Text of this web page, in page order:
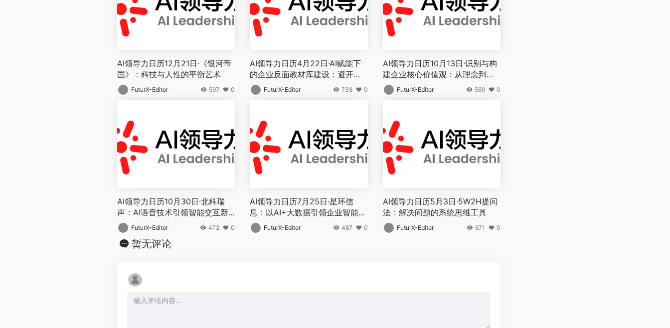
AI领导力日历12月21日·《银河帝
国》：科技与人性的平衡艺术
FuturX-Editor 597 0
AI领导力日历4月22日·AI赋能下
的企业反面教材库建设：避开大
变局八大陷阱
FuturX-Editor 738 0
AI领导力日历10月13日·识别与构
建企业核心价值观：从理念到实
践
FuturX-Editor 569 0
AI领导力日历10月30日·北科瑞
声：AI语音技术引领智能交互新
纪元FuturX-Editor 472 0
AI领导力日历7月25日·星环信
息：以AI+大数据引领企业智能决
策变革FuturX-Editor 487 0
AI领导力日历5月3日·5W2H提问
法：解决问题的系统思维工具
FuturX-Editor 671 0
暂无评论